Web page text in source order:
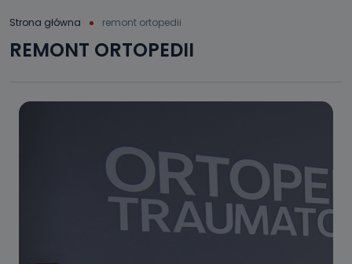
Strona główna remont ortopedii
REMONT ORTOPEDII